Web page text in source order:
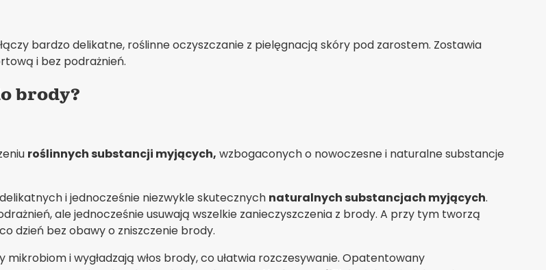
bardzo delikatne, roślinne oczyszczanie z pielęgnacją skóry pod zarostem. Zostawia
i bez podrażnień.
brody?
roślinnych substancji myjących, wzbogaconych o nowoczesne i naturalne substancje
i jednocześnie niezwykle skutecznych naturalnych substancjach myjących.
ale jednocześnie usuwają wszelkie zanieczyszczenia z brody. A przy tym tworzą
dzień bez obawy o zniszczenie brody.
i wygładzają włos brody, co ułatwia rozczesywanie. Opatentowany